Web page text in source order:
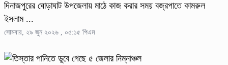
দিনাজপুরের ঘোড়াঘাট উপজেলায় মাঠে কাজ করার সময় বজ্রপাতে কামরুল
ইসলাম ...
সোমবার, ২৯ জুন ২০২৬ , ০৫:১৫ পিএম